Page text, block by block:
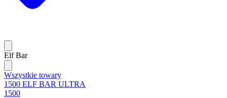
Elf Bar
Wszystkie towary
1500 ELF BAR ULTRA
1500